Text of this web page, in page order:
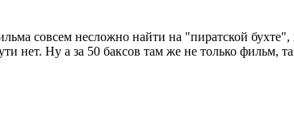
совсем несложно найти на "пиратской
нет. Ну а за 50 баксов там же не только фильм,